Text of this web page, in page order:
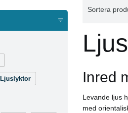
Ljuslyktor
Sortera
Inred
Levande ljus
med